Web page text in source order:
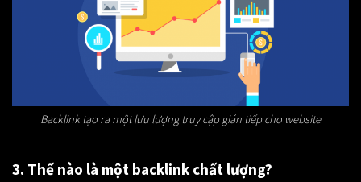
Backlink tạo ra một lưu lượng truy cập gián tiếp cho website
3. Thế nào là một backlink chất lượng?